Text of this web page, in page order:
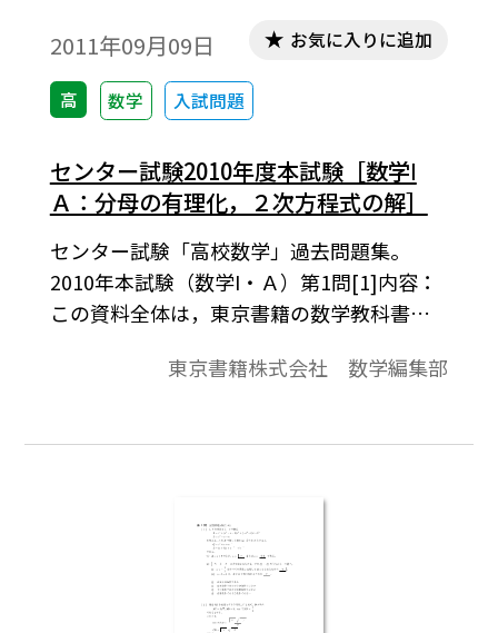
2011年09月09日
高 数学 入試問題
お気に入りに追加
センター試験2010年度本試験［数学Ⅰ
Ａ：分母の有理化，２次方程式の解］
センター試験「高校数学」過去問題集。
2010年本試験（数学I・Ａ）第1問[1]内容：
この資料全体は，東京書籍の数学教科書の
センター試験問題を分類したものです。この
題と解答で構成されています。※コピーし
東京書籍株式会社 数学編集部